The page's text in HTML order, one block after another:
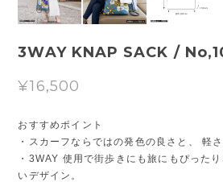
3WAY KNAP SACK /
¥16,500
おすすめポイント
・スカーフならではの発色の良さと、 軽さ
・3WAY 使用で街歩きにも旅にもぴった
いデザイン。